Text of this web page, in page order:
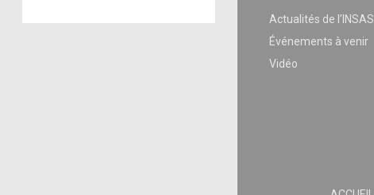
Actualités de l’INSAS
Événements à venir
Vidéo